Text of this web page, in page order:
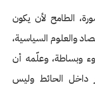
الطامح لأن يكون
والعلوم السياسية،
وبساطة، وعلّمه أن
داخل الحائط وليس